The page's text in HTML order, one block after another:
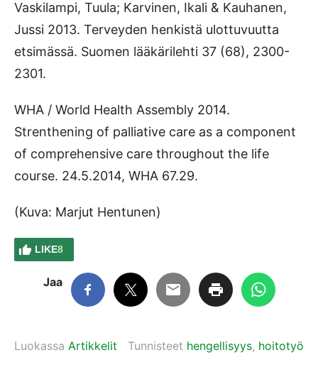
Vaskilampi, Tuula; Karvinen, Ikali & Kauhanen,
Jussi 2013. Terveyden henkistä ulottuvuutta
etsimässä. Suomen lääkärilehti 37 (68), 2300-
2301.
WHA / World Health Assembly 2014.
Strenthening of palliative care as a component
of comprehensive care throughout the life
course. 24.5.2014, WHA 67.29.
(Kuva: Marjut Hentunen)
LIKE8
Jaa
Luokassa Artikkelit Tunnisteet hengellisyys, hoitotyö